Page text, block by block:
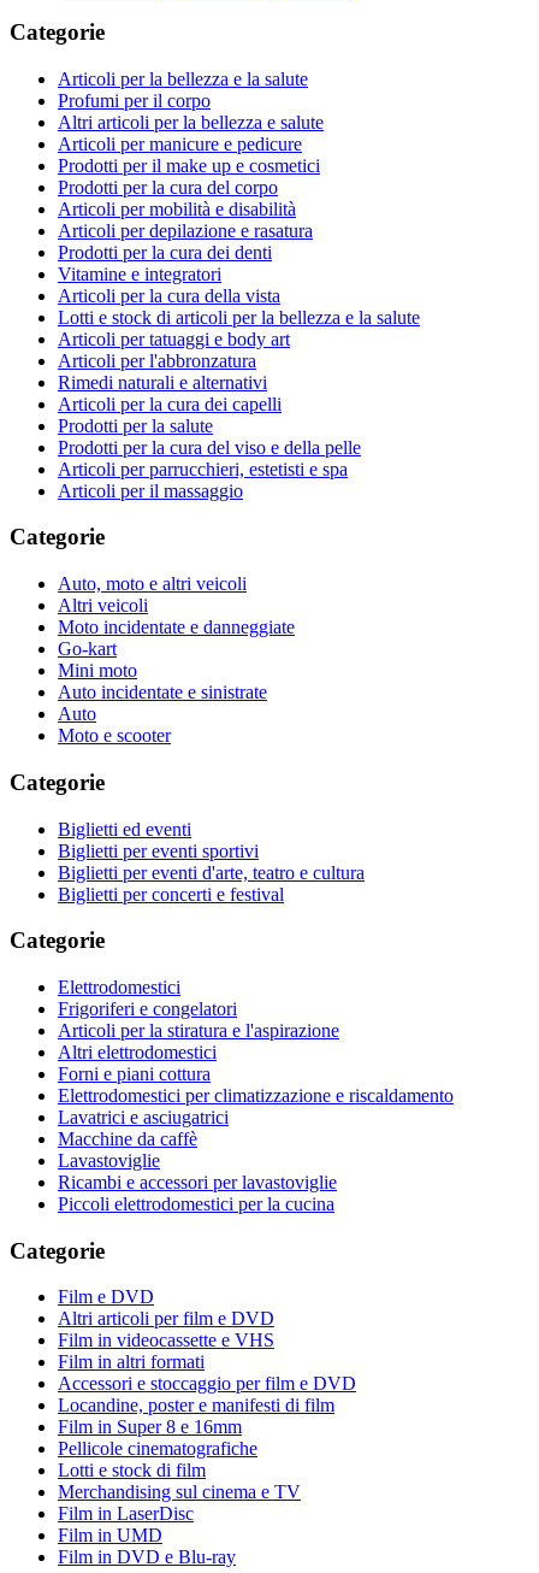
Categorie
Articoli per la bellezza e la salute
Profumi per il corpo
Altri articoli per la bellezza e salute
Articoli per manicure e pedicure
Prodotti per il make up e cosmetici
Prodotti per la cura del corpo
Articoli per mobilità e disabilità
Articoli per depilazione e rasatura
Prodotti per la cura dei denti
Vitamine e integratori
Articoli per la cura della vista
Lotti e stock di articoli per la bellezza e la salute
Articoli per tatuaggi e body art
Articoli per l'abbronzatura
Rimedi naturali e alternativi
Articoli per la cura dei capelli
Prodotti per la salute
Prodotti per la cura del viso e della pelle
Articoli per parrucchieri, estetisti e spa
Articoli per il massaggio
Categorie
Auto, moto e altri veicoli
Altri veicoli
Moto incidentate e danneggiate
Go-kart
Mini moto
Auto incidentate e sinistrate
Auto
Moto e scooter
Categorie
Biglietti ed eventi
Biglietti per eventi sportivi
Biglietti per eventi d'arte, teatro e cultura
Biglietti per concerti e festival
Categorie
Elettrodomestici
Frigoriferi e congelatori
Articoli per la stiratura e l'aspirazione
Altri elettrodomestici
Forni e piani cottura
Elettrodomestici per climatizzazione e riscaldamento
Lavatrici e asciugatrici
Macchine da caffè
Lavastoviglie
Ricambi e accessori per lavastoviglie
Piccoli elettrodomestici per la cucina
Categorie
Film e DVD
Altri articoli per film e DVD
Film in videocassette e VHS
Film in altri formati
Accessori e stoccaggio per film e DVD
Locandine, poster e manifesti di film
Film in Super 8 e 16mm
Pellicole cinematografiche
Lotti e stock di film
Merchandising sul cinema e TV
Film in LaserDisc
Film in UMD
Film in DVD e Blu-ray